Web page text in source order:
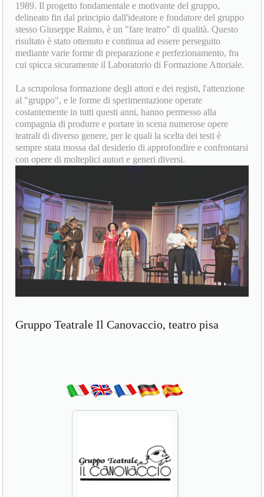
1989. Il progetto fondamentale e motivante del gruppo,
delineato fin dal principio dall'ideatore e fondatore del gruppo
stesso Giuseppe Raimo, è un "fare teatro" di qualità. Questo
risultato è stato ottenuto e continua ad essere perseguito
mediante varie forme di preparazione e perfezionamento, fra
cui spicca sicuramente il Laboratorio di Formazione Attoriale.
La scrupolosa formazione degli attori e dei registi, l'attenzione
al "gruppo", e le forme di sperimentazione operate
costantemente in tutti questi anni, hanno permesso alla
compagnia di produrre e portare in scena numerose opere
teatrali di diverso genere, per le quali la scelta dei testi è
sempre stata mossa dal desiderio di approfondire e confrontarsi
con opere di molteplici autori e generi diversi.
Gruppo Teatrale Il Canovaccio, teatro pisa